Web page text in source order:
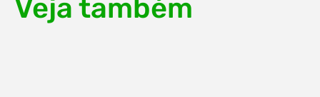
Veja também